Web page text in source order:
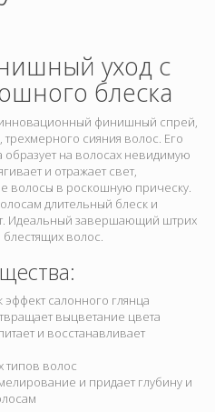
уход с
блеска
финишный спрей,
сияния волос. Его
образует на волосах невидимую
и отражает свет,
волосы в роскошную прическу.
длительный блеск и
Идеальный завершающий штрих
блестящих волос.
салонного глянца
выцветание цвета
и восстанавливает
типов волос
и придает глубину и